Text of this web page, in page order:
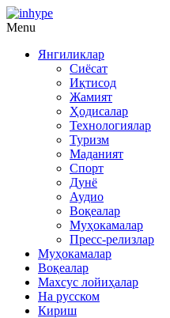
Menu
Янгиликлар
Сиёсат
Иқтисод
Жамият
Ҳодисалар
Технологиялар
Туризм
Маданият
Спорт
Дунё
Аудио
Воқеалар
Муҳокамалар
Пресс-релизлар
Муҳокамалар
Воқеалар
Махсус лойиҳалар
На русском
Кириш